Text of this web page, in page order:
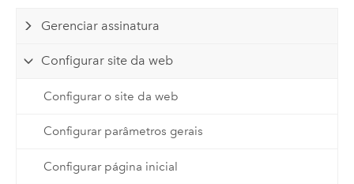
Administrador
Referência
Gerenciar assinatura
Configurar site da web
Configurar o site da web
Configurar parâmetros gerais
Configurar página inicial